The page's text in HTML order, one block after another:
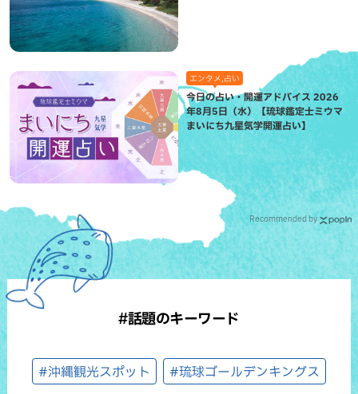
エンタメ,占い
今日の占い・開運アドバイス 2026
年8月5日（水）【琉球鑑定士ミウマ
まいにち九星気学開運占い】
Recommended by
#話題のキーワード
#沖縄観光スポット #琉球ゴールデンキングス